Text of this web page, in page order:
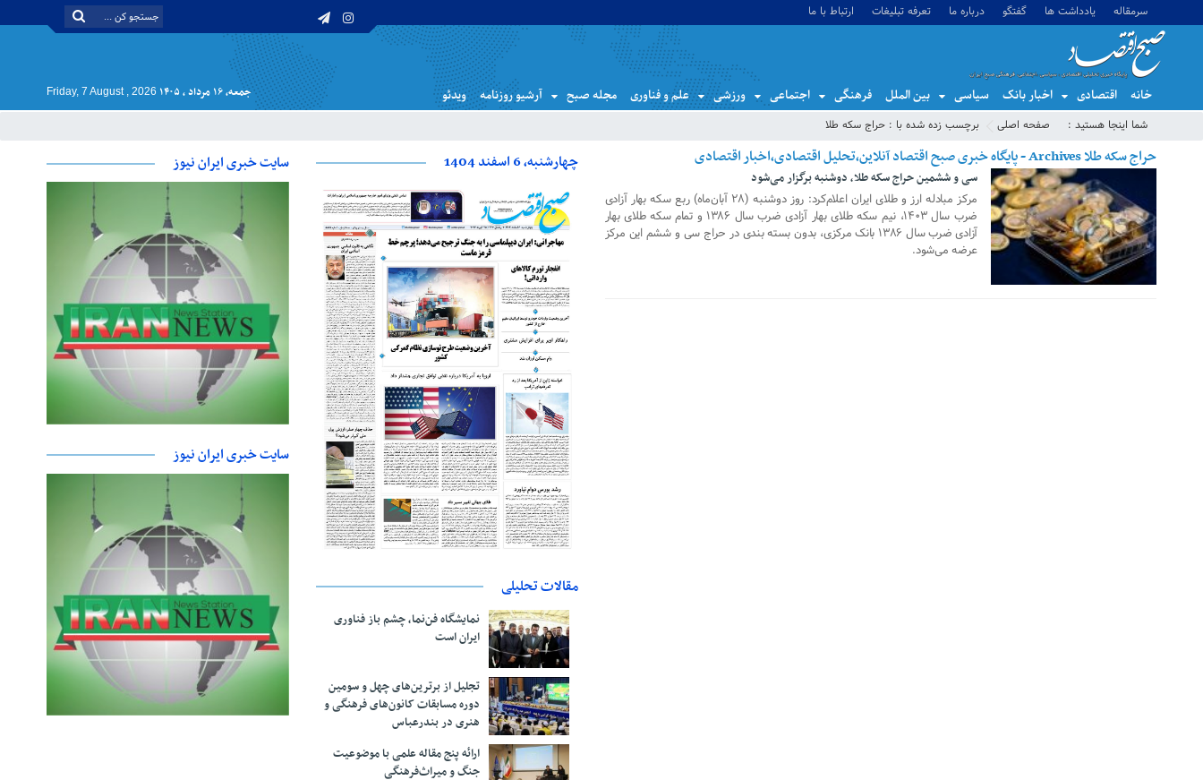
سرمقاله یادداشت ها گفتگو درباره ما تعرفه تبلیغات ارتباط با ما
خانه اقتصادی اخبار بانک سیاسی بین الملل فرهنگی اجتماعی ورزشی علم و فناوری مجله صبح آرشیو روزنامه ویدئو جمعه, ۱۶ مرداد , ۱۴۰۵ Friday, 7 August , 2026
شما اینجا هستید : صفحه اصلی برچسب زده شده با : حراج سکه طلا
حراج سکه طلا Archives - پایگاه خبری صبح اقتصاد آنلاین،تحلیل اقتصادی،اخبار اقتصادی
سی و ششمین حراج سکه طلا، دوشنبه برگزار می‌شود
مرکز مبادله ارز و طلای ایران اعلام‌کرد: روز دوشنبه (۲۸ آبان‌ماه) ربع سکه بهار آزادی
ضرب سال ۱۴۰۳، نیم سکه طلای بهار آزادی ضرب سال ۱۳۸۶ و تمام سکه طلای بهار
آزادی ضرب سال ۱۳۸۶ بانک مرکزی، بدون بسته بندی در حراج سی و ششم این مرکز
عرضه می‌شود.
چهارشنبه، 6 اسفند 1404
مقالات تحلیلی
نمایشگاه فن‌نما، چشم باز فناوری
ایران است
تجلیل از بر‌ترین‌های چهل و سومین
دوره مسابقات کانون‌های فرهنگی و
هنری در بندرعباس
ارائه پنج مقاله علمی با موضوعیت
جنگ و میراث‌فرهنگی
سایت خبری ایران نیوز
سایت خبری ایران نیوز